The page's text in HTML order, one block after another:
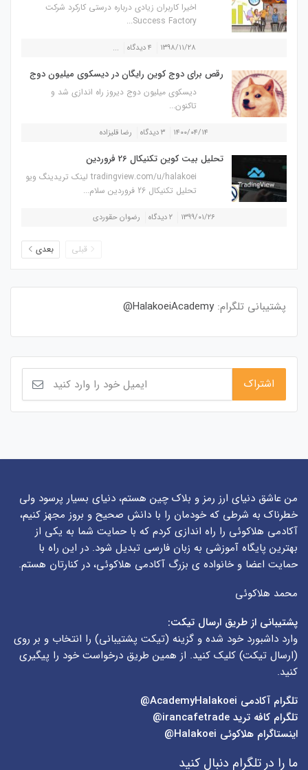
اخیرا کاربران زیادی درباره درستی کارکرد شرکت
Success Factory...
۱۳۹۸/۱۱/۲۸ ۴ دیدگاه ...
رقص برای دوج کوین رایگان در دیسکوی میلیون دوج
دیسکوی میلیون دوج دیروز راه اندازی شد و
تاکنون...
۱۴۰۰/۰۴/۱۴ ۳ دیدگاه رضا قلیزاده
تحلیل بیت کوین تکنیکال 26 فروردین
tradingview.com/u/halakoei لینک تریدینگ ویو
تحلیل تکنیکال 26 فروردین سلام...
۱۳۹۹/۰۱/۲۶ ۲ دیدگاه رضوان حقوردی
قبلی بعدی
پشتیبانی تلگرام: HalakoeiAcademy@
من عاشق دنیای ارز رمز و بلاک چین هستم، دنیای بسیار پرسود ولی
خطرناک به شرطی که خودمان را با دانش صحیح و بروز مجهز کنیم،
آکادمی هلاکوئی را راه اندازی کردم که با حمایت شما به یکی از
بهترین پایگاه آموزشی به زبان فارسی تبدیل شود. در این راه با
حمایت اعضا و خانواده ی بزرگ آکادمی هلاکوئی، در کنارتان هستم.
محمد هلاکوئی
پشتیبانی از طریق ارسال تیکت:
وارد داشبورد خود شده و گزینه (تیکت پشتیبانی) را انتخاب و بر روی
(ارسال تیکت) کلیک کنید. از همین طریق درخواست خود را پیگیری
کنید.
تلگرام آکادمی
تلگرام کافه ترید irancafetrade@
اینستاگرام هلاکوئی Halakoei@
ما را در تلگرام دنبال کنید